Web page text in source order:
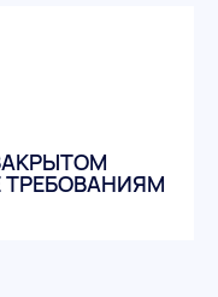
ТРЕБОВАНИЯМ